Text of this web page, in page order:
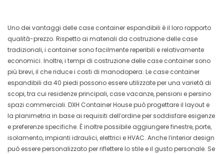
Uno dei vantaggi delle case container espandibili è il loro rapporto
qualità-prezzo. Rispetto ai materiali da costruzione delle case
tradizionali, i container sono facilmente reperibili e relativamente
economici. Inoltre, i tempi di costruzione delle case container sono
più brevi, il che riduce i costi di manodopera. Le case container
espandibili da 40 piedi possono essere utilizzate per una varietà di
scopi, tra cui residenze principali, case vacanze, pensioni e persino
spazi commerciali. DXH Container House può progettare il layout e
la planimetria in base ai requisiti dell'ordine per soddisfare esigenze
e preferenze specifiche. È inoltre possibile aggiungere finestre, porte,
isolamento, impianti idraulici, elettrici e HVAC. Anche l'interior design
può essere personalizzato per riflettere lo stile e il gusto personale. Se